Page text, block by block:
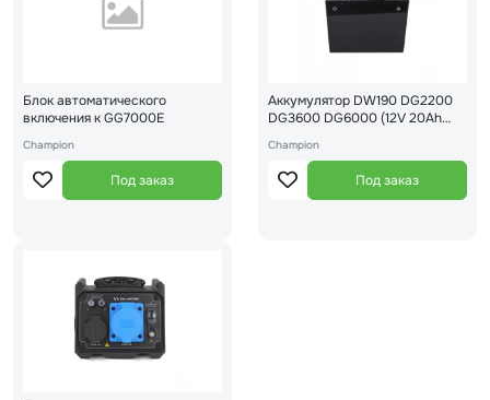
Блок автоматического
включения к GG7000E
Champion
Под заказ
Аккумулятор DW190 DG2200
DG3600 DG6000 (12V 20Ah
Champion
Под заказ